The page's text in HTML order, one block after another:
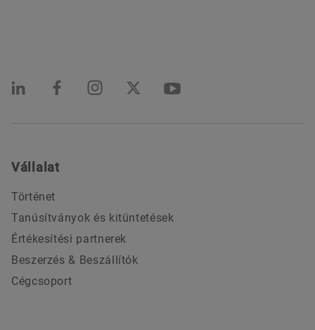
Vállalat
Történet
Tanúsítványok és kitüntetések
Értékesítési partnerek
Beszerzés & Beszállítók
Cégcsoport